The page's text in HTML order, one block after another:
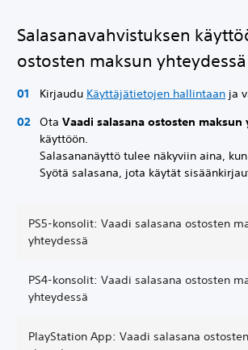
Salasanavahvistuksen
ostosten maksun
Kirjaudu Käyttäjätietojen hallintaan ja
Ota Vaadi salasana ostosten maksun
käyttöön.
Salasananäyttö tulee näkyviin aina,
Syötä salasana, jota käytät
PS5-konsolit: Vaadi salasana ostosten
yhteydessä
PS4-konsolit: Vaadi salasana ostosten
yhteydessä
PlayStation App: Vaadi salasana